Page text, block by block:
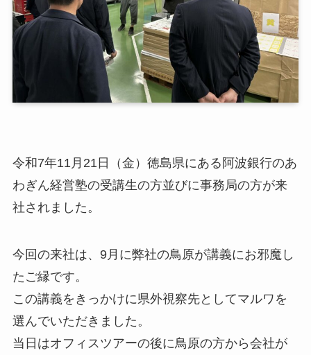
令和7年11月21日（金）徳島県にある阿波銀行のあ
わぎん経営塾の受講生の方並びに事務局の方が来
社されました。
今回の来社は、9月に弊社の鳥原が講義にお邪魔し
たご縁です。
この講義をきっかけに県外視察先としてマルワを
選んでいただきました。
当日はオフィスツアーの後に鳥原の方から会社が